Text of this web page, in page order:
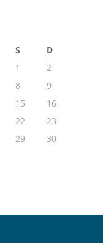
S
D
1
2
8
9
15
16
22
23
29
30